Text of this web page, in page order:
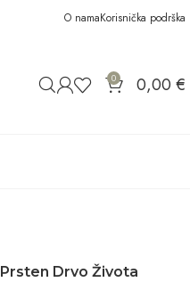
O namaKorisnička podrška
0 0,00 €
Prsten Drvo Života